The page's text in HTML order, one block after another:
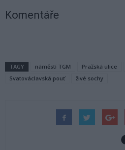
Komentáře
TAGY náměstí TGM Pražská ulice
Svatováclavská pouť
živé sochy